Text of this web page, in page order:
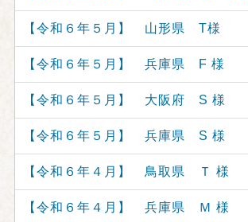
【令和６年５月】 山形県 T様
【令和６年５月】 兵庫県 F 様
【令和６年５月】 大阪府 S 様
【令和６年５月】 兵庫県 S 様
【令和６年４月】 鳥取県 Ｔ 様
【令和６年４月】 兵庫県 Ｍ 様